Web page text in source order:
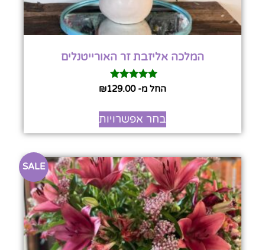
המלכה אליזבת זר האורייטנלים
דורגהחל מ- ₪129.00
בחר אפשרויות
SALE